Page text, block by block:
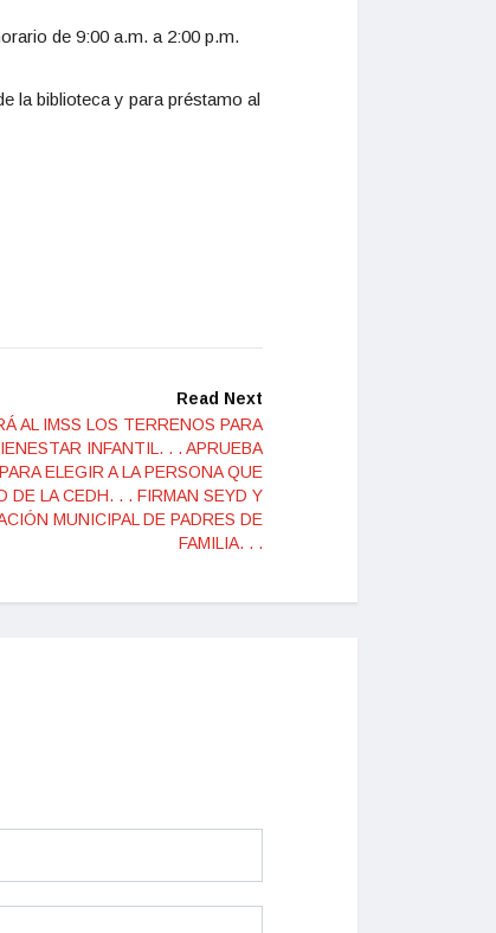
de 9:00 a.m. a 2:00 p.m.
la biblioteca y para préstamo al
Read Next
AL IMSS LOS TERRENOS PARA
INFANTIL. . . APRUEBA
ELEGIR A LA PERSONA QUE
DE LA CEDH. . . FIRMAN SEYD Y
MUNICIPAL DE PADRES DE
FAMILIA. . .